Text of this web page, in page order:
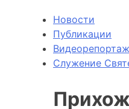
Новости
Публикации
Служение